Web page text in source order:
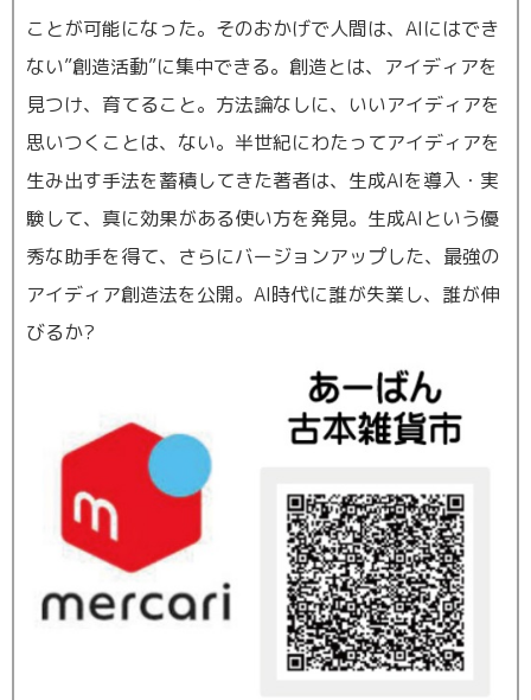
賃貸管理センター（センター北店）
ことが可能になった。そのおかげで人間は、AIにはでき
ない”創造活動”に集中できる。創造とは、アイディアを
見つけ、育てること。方法論なしに、いいアイディアを
思いつくことは、ない。半世紀にわたってアイディアを
生み出す手法を蓄積してきた著者は、生成AIを導入・実
験して、真に効果がある使い方を発見。生成AIという優
秀な助手を得て、さらにバージョンアップした、最強の
アイディア創造法を公開。AI時代に誰が失業し、誰が伸
びるか?